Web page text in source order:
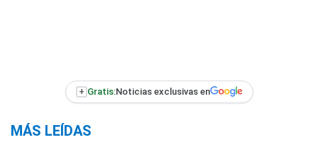
+ Gratis:Noticias exclusivas en
MÁS LEÍDAS